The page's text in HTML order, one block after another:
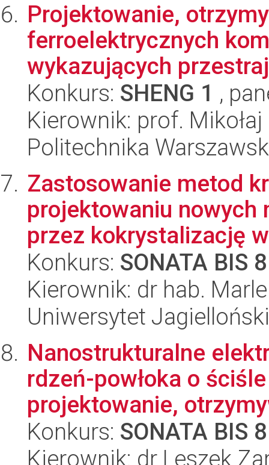
Projektowanie,
ferroelektrycznych
wykazujących
Konkurs: SHENG 1 ,
Kierownik: prof.
Politechnika
Zastosowanie metod
projektowaniu nowych
przez kokrystalizację
Konkurs: SONATA BIS 8
Kierownik: dr hab.
Uniwersytet
Nanostrukturalne
rdzeń-powłoka o
projektowanie,
Konkurs: SONATA BIS 8
Kierownik: dr Leszek